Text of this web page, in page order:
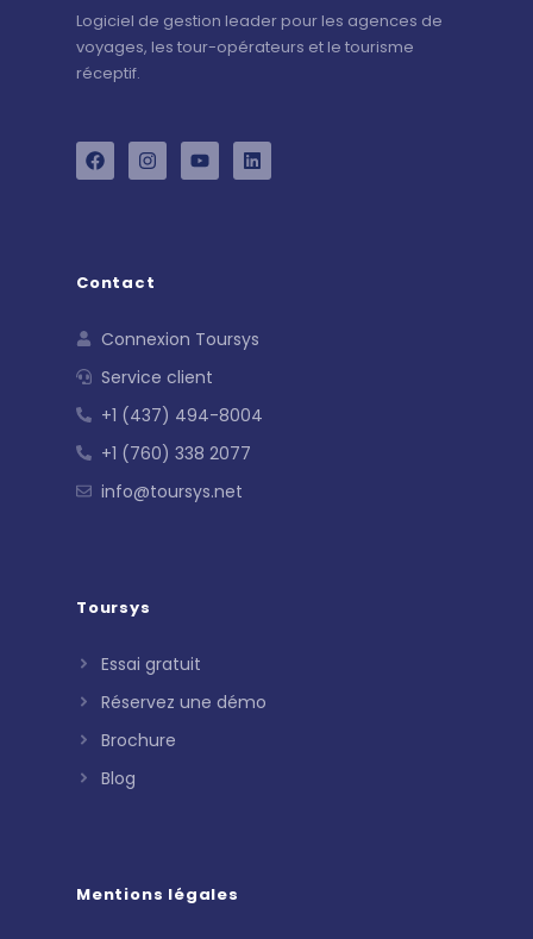
Logiciel de gestion leader pour les agences de
voyages, les tour-opérateurs et le tourisme
réceptif.
Contact
Connexion Toursys
Service client
+1 (437) 494-8004
+1 (760) 338 2077
info@toursys.net
Toursys
Essai gratuit
Réservez une démo
Brochure
Blog
Mentions légales